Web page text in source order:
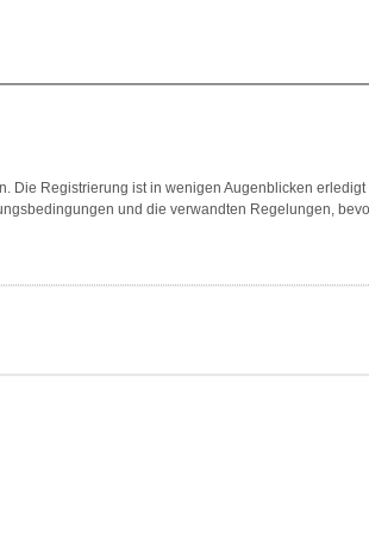
Die Registrierung ist in wenigen Augenblicken
und die verwandten Regelungen,